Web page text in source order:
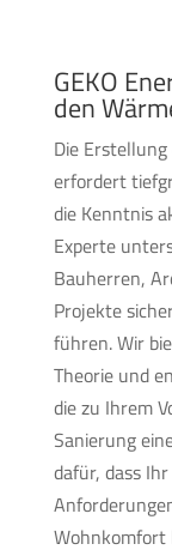
GEKO
den
Die
erfordert
die Kenntnis
Experte
Bauherren,
Projekte
führen. Wir
Theorie und
die zu Ihrem
Sanierung
dafür, dass